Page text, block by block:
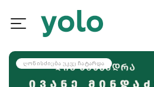
ᲦᲝᲜᲘᲡᲫᲘᲔᲑᲐ ᲣᲙᲕᲔ ᲩᲐᲢᲐᲠᲓᲐ